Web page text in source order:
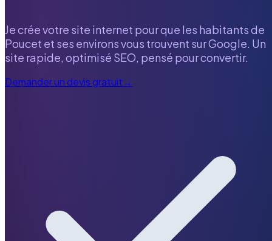
Je crée votre site internet pour que les habitants de
Poucet et ses environs vous trouvent sur Google. Un
site rapide, optimisé SEO, pensé pour convertir.
Demander un devis gratuit→